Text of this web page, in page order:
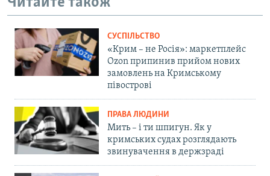
СУСПІЛЬСТВО
«Крим – не Росія»: маркетплейс
Ozon припинив прийом нових
замовлень на Кримському
півострові
ПРАВА ЛЮДИНИ
Мить – і ти шпигун. Як у
кримських судах розглядають
звинувачення в держзраді